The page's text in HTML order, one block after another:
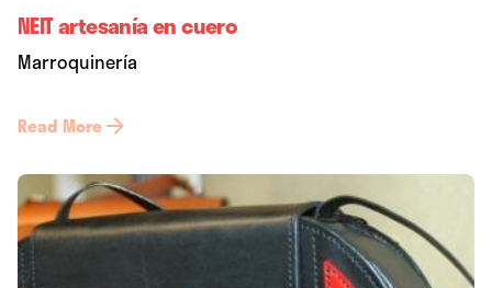
NEIT artesanía en cuero
Marroquinería
Read More